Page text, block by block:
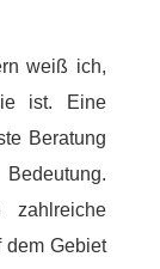
weiß ich,
ist. Eine
Beratung
dem Gebiet